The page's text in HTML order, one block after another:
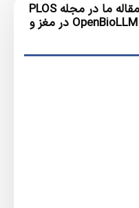
‏‏‏با افتخار اعلام می‌کنیم، انتشار مقاله ما در مجله ‎PLOS
One‎: ارزیابی عملکرد تشخیصی ‎OpenBioLLM‎ در مغز و